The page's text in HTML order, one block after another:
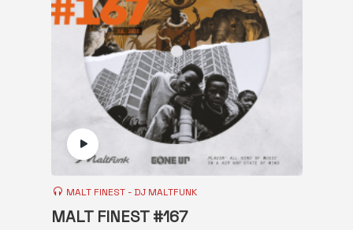
MALT FINEST - DJ MALTFUNK
MALT FINEST #167